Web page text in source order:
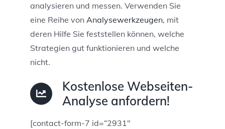
analysieren und messen. Verwenden Sie
eine Reihe von Analysewerkzeugen, mit
deren Hilfe Sie feststellen können, welche
Strategien gut funktionieren und welche
nicht.
Kostenlose Webseiten-
Analyse anfordern!
[contact-form-7 id=“2931″